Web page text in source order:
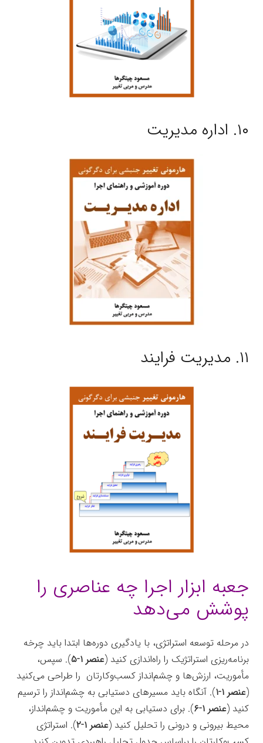
۱۰. اداره مدیریت
۱۱. مدیریت فرایند
جعبه ابزار اجرا چه عناصری را
پوشش می‌دهد
در مرحله توسعه استراتژی، با یادگیری دوره‌ها ابتدا باید چرخه
برنامه‌ریزی استراتژیک را راه‌اندازی کنید (عنصر ۱-۵
). سپس،
مأموریت، ارزش‌ها و چشم‌انداز کسب‌وکارتان را طراحی می‌کنید
(عنصر ۱-۱
). آنگاه باید مسیرهای دستیابی به چشم‌انداز را ترسیم
کنید (عنصر ۱-۶
). برای دستیابی به این مأموریت و چشم‌انداز،
محیط بیرونی و درونی را تحلیل کنید (عنصر ۱-۲
). استراتژی